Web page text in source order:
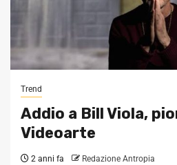
Trend
Addio a Bill Viola,
Videoarte
2 anni fa Redazione Antropia